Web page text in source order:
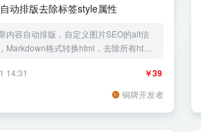
动排版去除标签style属性
内容自动排版，自定义图片SEO的alt信
Markdown格式转换html，去除所有html
现的大量沉余style信息，处理采集出现的
些符号空格，段落首行缩进，随机段落变色
￥39
14:31
铜牌开发者